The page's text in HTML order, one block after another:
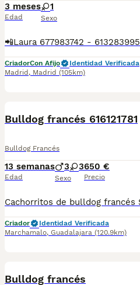
3 meses
Edad
1
Sexo
CriadorCon Afijo
Identidad Verificada
Madrid , Madrid (105km)
Bulldog francés 616121781
Bulldog Francés
13 semanas
Edad
3 3
Sexo
650 €
Precio
Criador
Identidad Verificada
Marchamalo, Guadalajara (120.9km)
Bulldog francés